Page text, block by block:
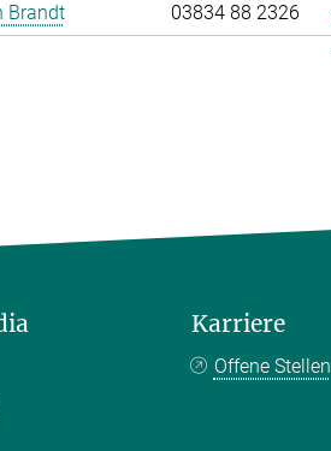
Brandt
03834 88 2326
Karriere
Offene Stellen